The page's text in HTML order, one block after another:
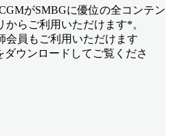
がSMBGに優位の全コンテン
らご利用いただけます*。
会員もご利用いただけます
ウンロードしてご覧くださ